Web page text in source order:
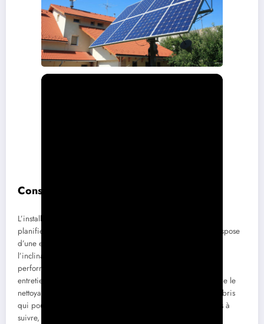
Considérer l’installation et l’entretien
L’installation de panneaux solaires doit être soigneusement
planifiée. Assurez-vous que votre toiture est en bon état et dispose
d’une exposition au soleil adéquate. En effet, l’orientation et
l’inclinaison des panneaux affectent significativement leur
performance. Pour garantir un fonctionnement optimal, un
entretien régulier est également indispensable. Cela implique le
nettoyage des panneaux pour éliminer la poussière et les débris
qui pourraient réduire leur efficacité. Pour une liste d’étapes à
suivre, consultez